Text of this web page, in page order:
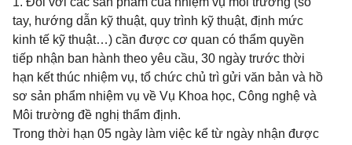
tay, hướng dẫn kỹ thuật, quy trình kỹ thuật, định mức
kinh tế kỹ thuật…) cần được cơ quan có thẩm quyền
tiếp nhận ban hành theo yêu cầu, 30 ngày trước thời
hạn kết thúc nhiệm vụ, tổ chức chủ trì gửi văn bản và hồ
sơ sản phẩm nhiệm vụ về Vụ Khoa học, Công nghệ và
Môi trường đề nghị thẩm định.
Trong thời hạn 05 ngày làm việc kể từ ngày nhận được